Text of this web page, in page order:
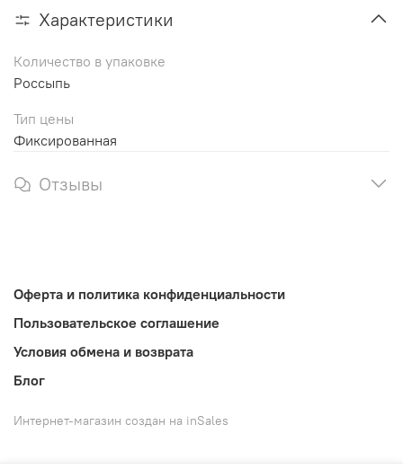
Характеристики
Количество в упаковке
Россыпь
Тип цены
Фиксированная
Отзывы
Оферта и политика конфиденциальности
Пользовательское соглашение
Условия обмена и возврата
Блог
Интернет-магазин создан на inSales